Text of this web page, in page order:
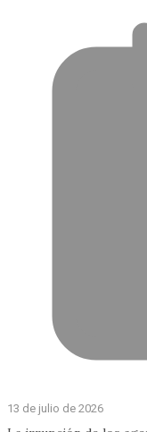
13 de julio de 2026